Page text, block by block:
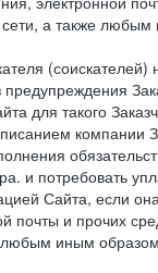
а также
(соискателей)
для такого
компании
и потребовать
Сайта, если
и прочих
иным